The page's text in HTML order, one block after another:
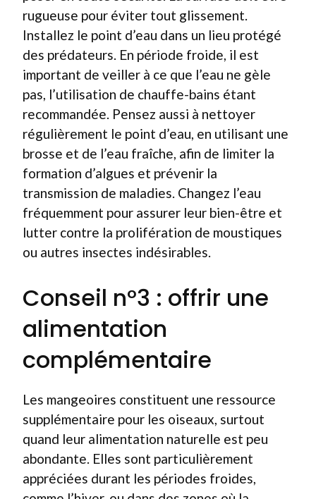
rugueuse pour éviter tout glissement.
Installez le point d’eau dans un lieu protégé
des prédateurs. En période froide, il est
important de veiller à ce que l’eau ne gèle
pas, l’utilisation de chauffe-bains étant
recommandée. Pensez aussi à nettoyer
régulièrement le point d’eau, en utilisant une
brosse et de l’eau fraîche, afin de limiter la
formation d’algues et prévenir la
transmission de maladies. Changez l’eau
fréquemment pour assurer leur bien-être et
lutter contre la prolifération de moustiques
ou autres insectes indésirables.
Conseil n°3 : offrir une
alimentation
complémentaire
Les mangeoires constituent une ressource
supplémentaire pour les oiseaux, surtout
quand leur alimentation naturelle est peu
abondante. Elles sont particulièrement
appréciées durant les périodes froides,